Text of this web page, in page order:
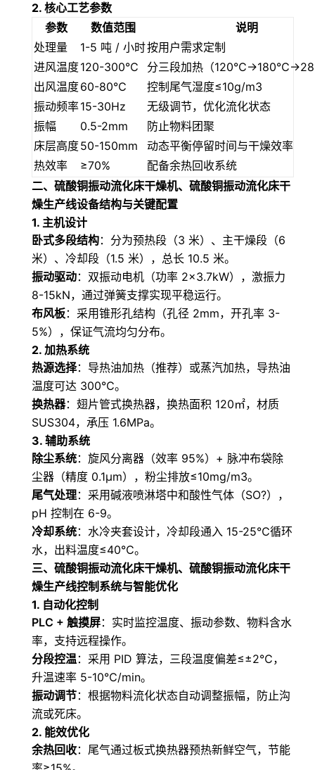
2. 核心工艺参数
参数
数值范围
说明
处理量
1-5 吨 / 小时按用户需求定制
进风温度120-300℃
分三段加热（
出风温度60-80℃
控制尾气湿度≤10g/m3
振动频率15-30Hz
无级调节，优化流化状态
振幅
0.5-2mm
防止物料团聚
床层高度50-150mm
动态平衡停留时间与干燥效率
热效率
≥70%
配备余热回收系统
二、 硫酸铜振动流化床干燥机、硫酸铜振动流化床干
燥生产线设备结构与关键配置
1. 主机设计
卧式多段结构：分为预热段（3 米）、主干燥段（6
米）、冷却段（1.5 米），总长 10.5 米。
振动驱动：双振动电机（功率 2×3.7kW），激振力
8-15kN，通过弹簧支撑实现平稳运行。
布风板：采用锥形孔结构（孔径 2mm，开孔率 3-
5%），保证气流均匀分布。
2. 加热系统
热源选择：导热油加热（推荐）或蒸汽加热，导热油
温度可达 300℃。
换热器：翅片管式换热器，换热面积 120㎡，材质
SUS304，承压 1.6MPa。
3. 辅助系统
除尘系统：旋风分离器（效率 95%）+ 脉冲布袋除
尘器（精度 0.1μm），粉尘排放≤10mg/m3。
尾气处理：采用碱液喷淋塔中和酸性气体（SO?），
pH 控制在 6-9。
冷却系统：水冷夹套设计，冷却段通入 15-25℃循环
水，出料温度≤40℃。
三、 硫酸铜振动流化床干燥机、硫酸铜振动流化床干
燥生产线控制系统与智能优化
1. 自动化控制
PLC + 触摸屏：实时监控温度、振动参数、物料含水
率，支持远程操作。
分段控温：采用 PID 算法，三段温度偏差≤±2℃，
升温速率 5-10℃/min。
振动调节：根据物料流化状态自动调整振幅，防止沟
流或死床。
2. 能效优化
余热回收：尾气通过板式换热器预热新鲜空气，节能